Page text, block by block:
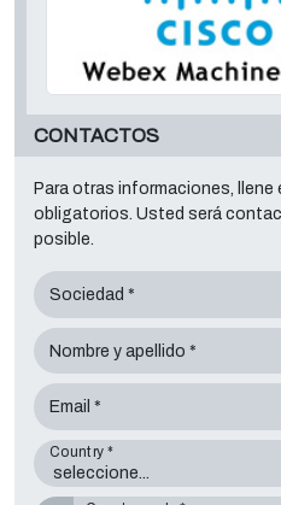
CONTACTOS
Para otras informaciones, llene
obligatorios. Usted será
posible.
Sociedad *
Nombre y apellido *
Email *
Country *